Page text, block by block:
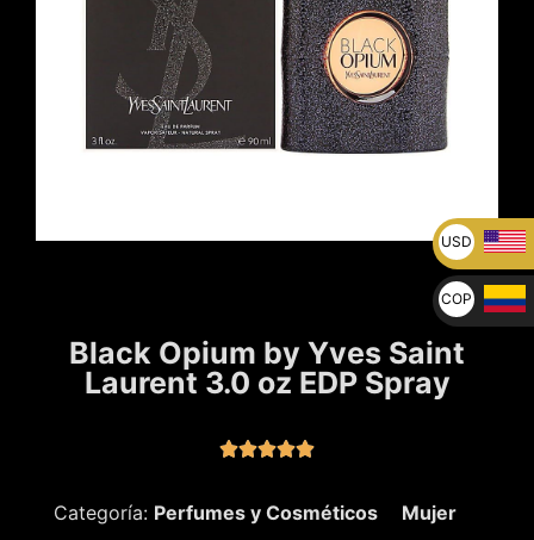
Black Opium by Yves Saint
Laurent 3.0 oz EDP Spray

Categoría: Perfumes y Cosméticos
Mujer
USD
U$
COP
$